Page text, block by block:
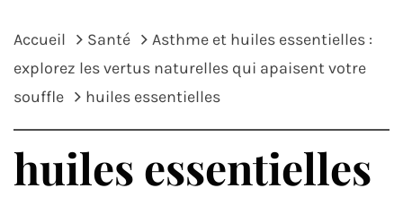
Accueil Santé
Asthme et huiles essentielles :
explorez les vertus naturelles qui apaisent votre
souffle
huiles essentielles
huiles essentielles